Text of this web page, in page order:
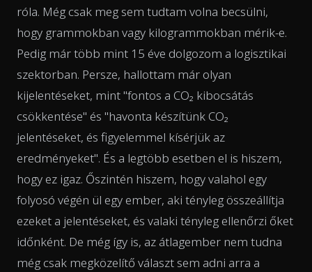
róla. Még csak meg sem tudtam volna becsülni,
hogy grammokban vagy kilogrammokban mérik-e.
Pedig már több mint 15 éve dolgozom a logisztikai
szektorban. Persze, hallottam már olyan
kijelentéseket, mint"fontos a CO₂ kibocsátás
csökkentése" és "havonta készítünk CO₂
jelentéseket, és figyelemmel kísérjük az
eredményeket". És a legtöbb esetben el is hiszem,
hogy ez igaz. Őszintén hiszem, hogy valahol egy
folyosó végén ül egy ember, aki tényleg összeállítja
ezeket a jelentéseket, és valaki tényleg ellenőrzi őket
időnként. De még így is, az átlagember nem tudna
még csak megközelítő választ sem adni arra a